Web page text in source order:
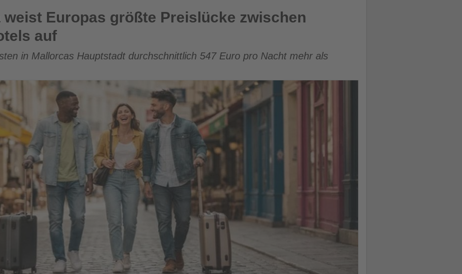
größte Preislücke zwischen Airbnb und Hotels auf
weist Europas größte Preislücke zwischen
auf
in Mallorcas Hauptstadt durchschnittlich 547 Euro pro Nacht mehr als